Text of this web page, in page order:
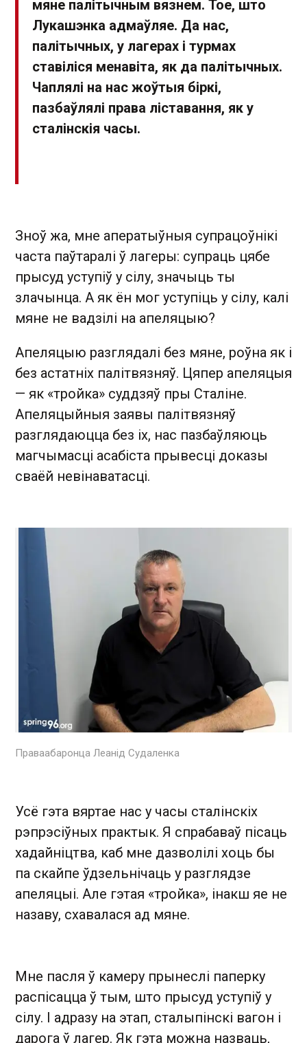
мяне палітычным вязнем. Тое, што
Лукашэнка адмаўляе. Да нас,
палітычных, у лагерах і турмах
ставіліся менавіта, як да палітычных.
Чаплялі на нас жоўтыя біркі,
пазбаўлялі права ліставання, як у
сталінскія часы.
Зноў жа, мне аператыўныя супрацоўнікі
часта паўтаралі ў лагеры: супраць цябе
прысуд уступіў у сілу, значыць ты
злачынца. А як ён мог уступіць у сілу, калі
мяне не вадзілі на апеляцыю?
Апеляцыю разглядалі без мяне, роўна як і
без астатніх палітвязняў. Цяпер апеляцыя
— як «тройка» суддзяў пры Сталіне.
Апеляцыйныя заявы палітвязняў
разглядаюцца без іх, нас пазбаўляюць
магчымасці асабіста прывесці доказы
сваёй невінаватасці.
Праваабаронца Леанід Судаленка
Усё гэта вяртае нас у часы сталінскіх
рэпрэсіўных практык. Я спрабаваў пісаць
хадайніцтва, каб мне дазволілі хоць бы
па скайпе ўдзельнічаць у разглядзе
апеляцыі. Але гэтая «тройка», інакш яе не
назаву, схавалася ад мяне.
Мне пасля ў камеру прынеслі паперку
распісацца ў тым, што прысуд уступіў у
сілу. І адразу на этап, сталыпінскі вагон і
дарога ў лагер. Як гэта можна назваць,